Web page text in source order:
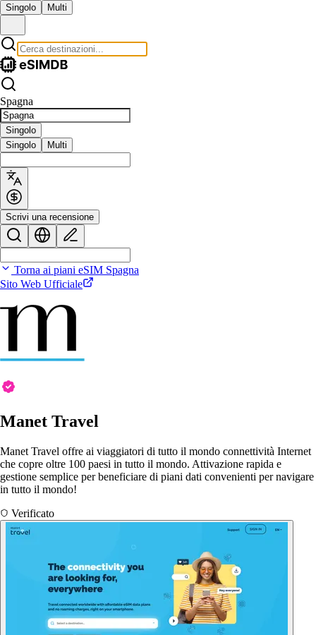
Singolo Multi
Spagna
Singolo
Singolo
Multi
Scrivi una recensione
Torna ai piani eSIM Spagna
Sito Web Ufficiale
Manet Travel
Manet Travel offre ai viaggiatori di tutto il mondo connettività Internet
che copre oltre 100 paesi in tutto il mondo. Attivazione rapida e
gestione semplice per beneficiare di piani dati convenienti per navigare
in tutto il mondo!
Verificato